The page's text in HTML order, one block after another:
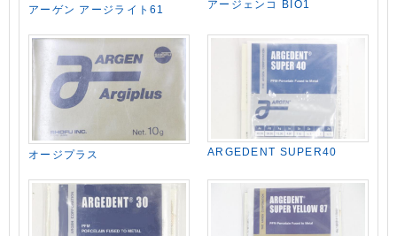
アーゲン アージライト61 アージェンコ BIO1
オージプラス ARGEDENT SUPER40